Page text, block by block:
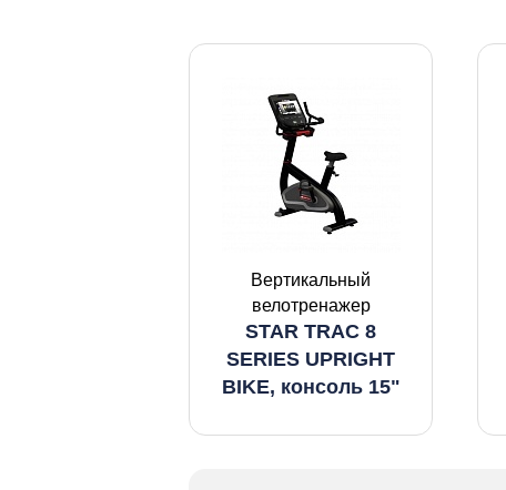
Вертикальный
велотренажер
STAR TRAC 8
SERIES UPRIGHT
BIKE, консоль 15"